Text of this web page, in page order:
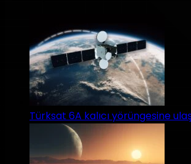
Türksat 6A kalıcı yörüngesine